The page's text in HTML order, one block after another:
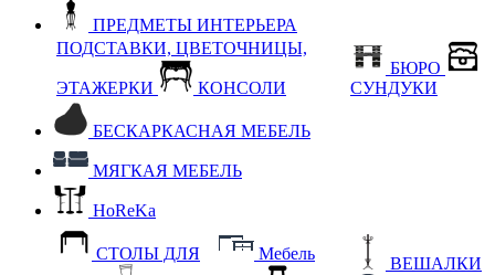
ПРЕДМЕТЫ ИНТЕРЬЕРА
ПОДСТАВКИ, ЦВЕТОЧНИЦЫ,
ЭТАЖЕРКИ КОНСОЛИ
БЮРО
СУНДУКИ
БЕСКАРКАСНАЯ МЕБЕЛЬ
МЯГКАЯ МЕБЕЛЬ
HoReKa
СТОЛЫ ДЛЯ Мебель
ВЕШАЛКИ